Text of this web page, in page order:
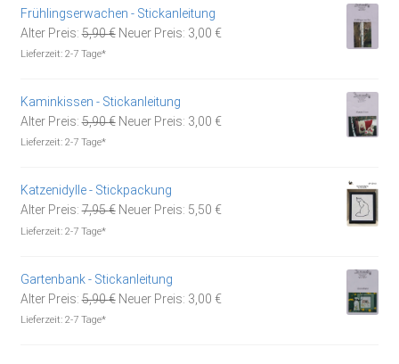
Frühlingserwachen - Stickanleitung
Alter Preis: 5,90€ Ursprünglicher
Neuer Preis: 3,00 €Aktueller
Lieferzeit: 2-7 Tage*
Kaminkissen - Stickanleitung
Alter Preis: 5,90€ Ursprünglicher
Neuer Preis: 3,00 €Aktueller
Lieferzeit: 2-7 Tage*
Katzenidylle - Stickpackung
Alter Preis: 7,95€ Ursprünglicher
Neuer Preis: 5,50 €Aktueller
Lieferzeit: 2-7 Tage*
Gartenbank - Stickanleitung
Alter Preis: 5,90€ Ursprünglicher
Neuer Preis: 3,00 €Aktueller
Lieferzeit: 2-7 Tage*